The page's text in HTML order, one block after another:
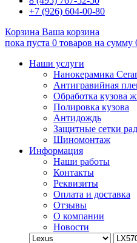
+7 (926) 604-00-80
Корзина Ваша корзина
пока пуста 0 товаров на сумму
Наши услуги
Нанокерамика
Антигравийная
Обработка кузова
Полировка кузова
Антидождь
Защитные сетки
Шиномонтаж
Информация
Наши работы
Контакты
Реквизиты
Оплата и доставка
Отзывы
О компании
Новости